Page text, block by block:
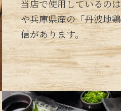
当店で使用しているの
や兵庫県産の「丹波地
信があります。